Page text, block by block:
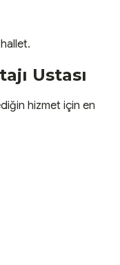
Ustası
hizmet için en